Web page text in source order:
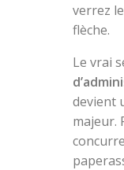
verrez
flèche.
Le vrai
devient
majeur.